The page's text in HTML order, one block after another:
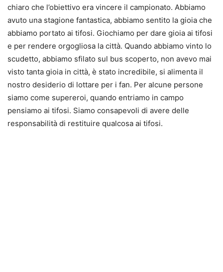
chiaro che l’obiettivo era vincere il campionato. Abbiamo
avuto una stagione fantastica, abbiamo sentito la gioia che
abbiamo portato ai tifosi. Giochiamo per dare gioia ai tifosi
e per rendere orgogliosa la città. Quando abbiamo vinto lo
scudetto, abbiamo sfilato sul bus scoperto, non avevo mai
visto tanta gioia in città, è stato incredibile, si alimenta il
nostro desiderio di lottare per i fan. Per alcune persone
siamo come supereroi, quando entriamo in campo
pensiamo ai tifosi. Siamo consapevoli di avere delle
responsabilità di restituire qualcosa ai tifosi.